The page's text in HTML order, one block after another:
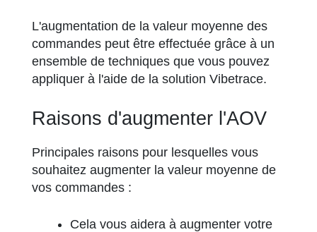
L'augmentation de la valeur moyenne des
commandes peut être effectuée grâce à un
ensemble de techniques que vous pouvez
appliquer à l'aide de la solution Vibetrace.
Raisons d'augmenter l'AOV
Principales raisons pour lesquelles vous
souhaitez augmenter la valeur moyenne de
vos commandes :
Cela vous aidera à augmenter votre